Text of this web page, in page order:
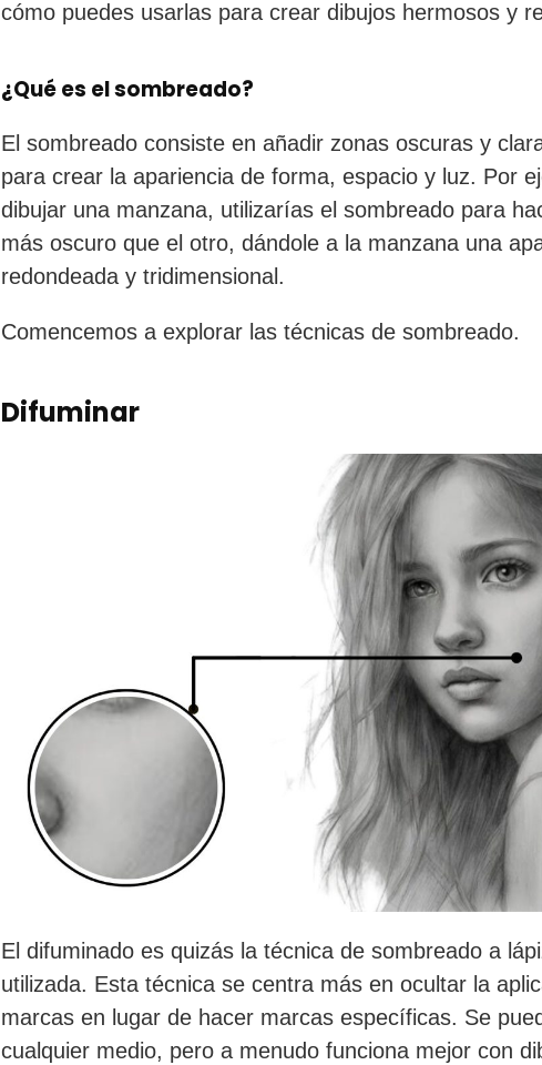
cómo puedes usarlas para crear dibujos hermosos y
¿Qué es el sombreado?
El sombreado consiste en añadir zonas oscuras y
para crear la apariencia de forma, espacio y luz. Por
dibujar una manzana, utilizarías el sombreado para
más oscuro que el otro, dándole a la manzana una
redondeada y tridimensional.
Comencemos a explorar las técnicas de sombreado.
Difuminar
El difuminado es quizás la técnica de sombreado a
utilizada. Esta técnica se centra más en ocultar la
marcas en lugar de hacer marcas específicas. Se
cualquier medio, pero a menudo funciona mejor con